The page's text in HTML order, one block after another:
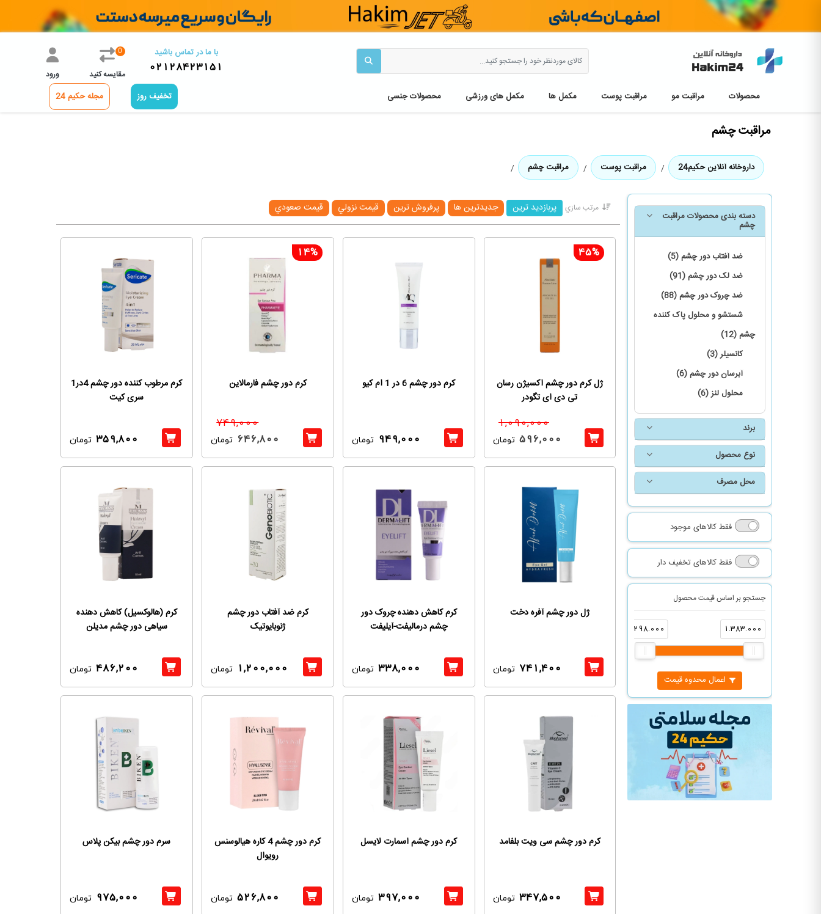
با ما در تماس باشید
02128423151
0
مقایسه کنید ورود
محصولات مراقبت مو مراقبت پوست مکمل ها مکمل های ورزشی محصولات جنسی تخفیف روز مجله حکیم 24
مراقبت چشم
داروخانه آنلاین حکیم24 مراقبت پوست مراقبت چشم
دسته بندی محصولات مراقبت
چشم
ضد آفتاب دور چشم (5)
ضد لک دور چشم (91)
ضد چروک دور چشم (88)
شستشو و محلول پاک کننده
چشم (12)
کانسیلر (3)
آبرسان دور چشم (6)
محلول لنز (6)
برند
نوع محصول
محل مصرف
فقط کالاهای موجود
فقط کالاهای تخفیف دار
جستجو بر اساس قیمت محصول
298.000 1.383.000
اعمال محدوه قیمت
مرتب سازي پربازديد ترين جديدترين ها پرفروش ترين قيمت نزولي قيمت صعودي
45%
ژل کرم دور چشم اکسیژن رسان
تی دی ای تگودر
1,090,000
596,000 تومان
کرم دور چشم 6 در 1 ام کیو
949,000 تومان
14%
کرم دور چشم فارمالاین
749,000
646,800 تومان
کرم مرطوب کننده دور چشم 4در1
سری کیت
359,800 تومان
ژل دور چشم آفره دخت
741,400 تومان
کرم کاهش دهنده چروک دور
چشم درمالیفت-آیلیفت
338,000 تومان
کرم ضد آفتاب دور چشم
ژنوبایوتیک
1,200,000 تومان
کرم (هالوکسیل) کاهش دهنده
سیاهی دور چشم مدیلن
486,200 تومان
کرم دور چشم سی ویت بلفامد
347,500 تومان
کرم دور چشم اسمارت لایسل
397,000 تومان
کرم دور چشم 4 کاره هیالوسنس
رویوال
526,800 تومان
سرم دور چشم بیکن پلاس
975,000 تومان